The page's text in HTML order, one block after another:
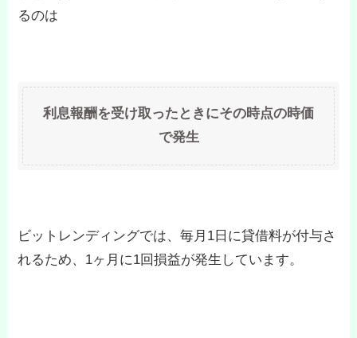
るのは
利息報酬を受け取ったときにその時点の時価
で発生
ビットレンディングでは、毎月1日に貸借料が付与さ
れるため、1ヶ月に1回損益が発生しています。